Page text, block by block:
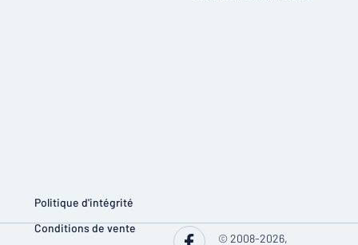
Politique d'intégrité
Conditions de vente
© 2008-2026,